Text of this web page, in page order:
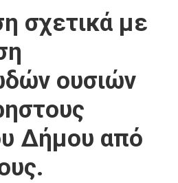
σχετικά με
ουσιών
Δήμου από